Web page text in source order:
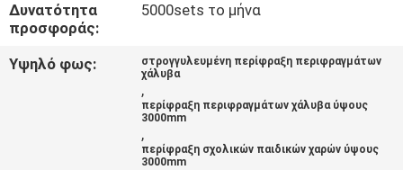
ΈΝΑ
ΑΠΌΣΠΑΣΜΑ
Δυνατότητα
προσφοράς:
5000sets το μήνα
Υψηλό φως:
στρογγυλευμένη περίφραξη περιφραγμάτων
χάλυβα
,
περίφραξη περιφραγμάτων χάλυβα ύψους
3000mm
,
περίφραξη σχολικών παιδικών χαρών ύψους
3000mm